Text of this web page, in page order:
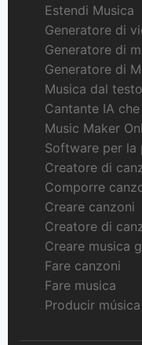
Estendi Musica
Generatore di
Generatore di
Generatore di
Musica dal testo
Cantante IA
Music Maker
Software per la
Creatore di
Comporre
Creare canzoni
Creatore di
Creare musica
Fare canzoni
Fare musica
Producir música